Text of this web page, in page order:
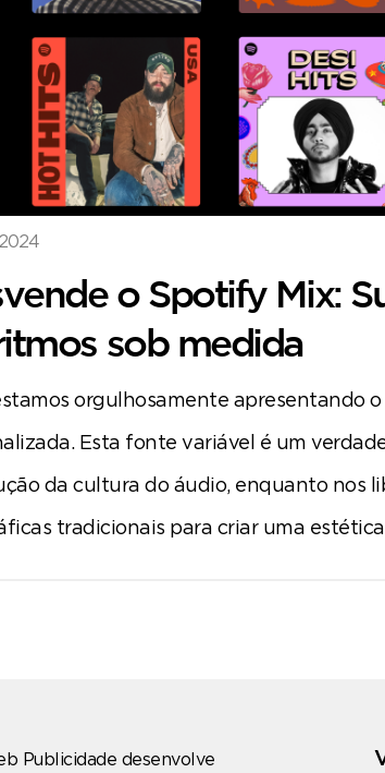
o Spotify Mix:
sob medida
orgulhosamente apresentando
Esta fonte variável é um
da cultura do áudio, enquanto nos
tradicionais para criar uma
Publicidade desenvolve